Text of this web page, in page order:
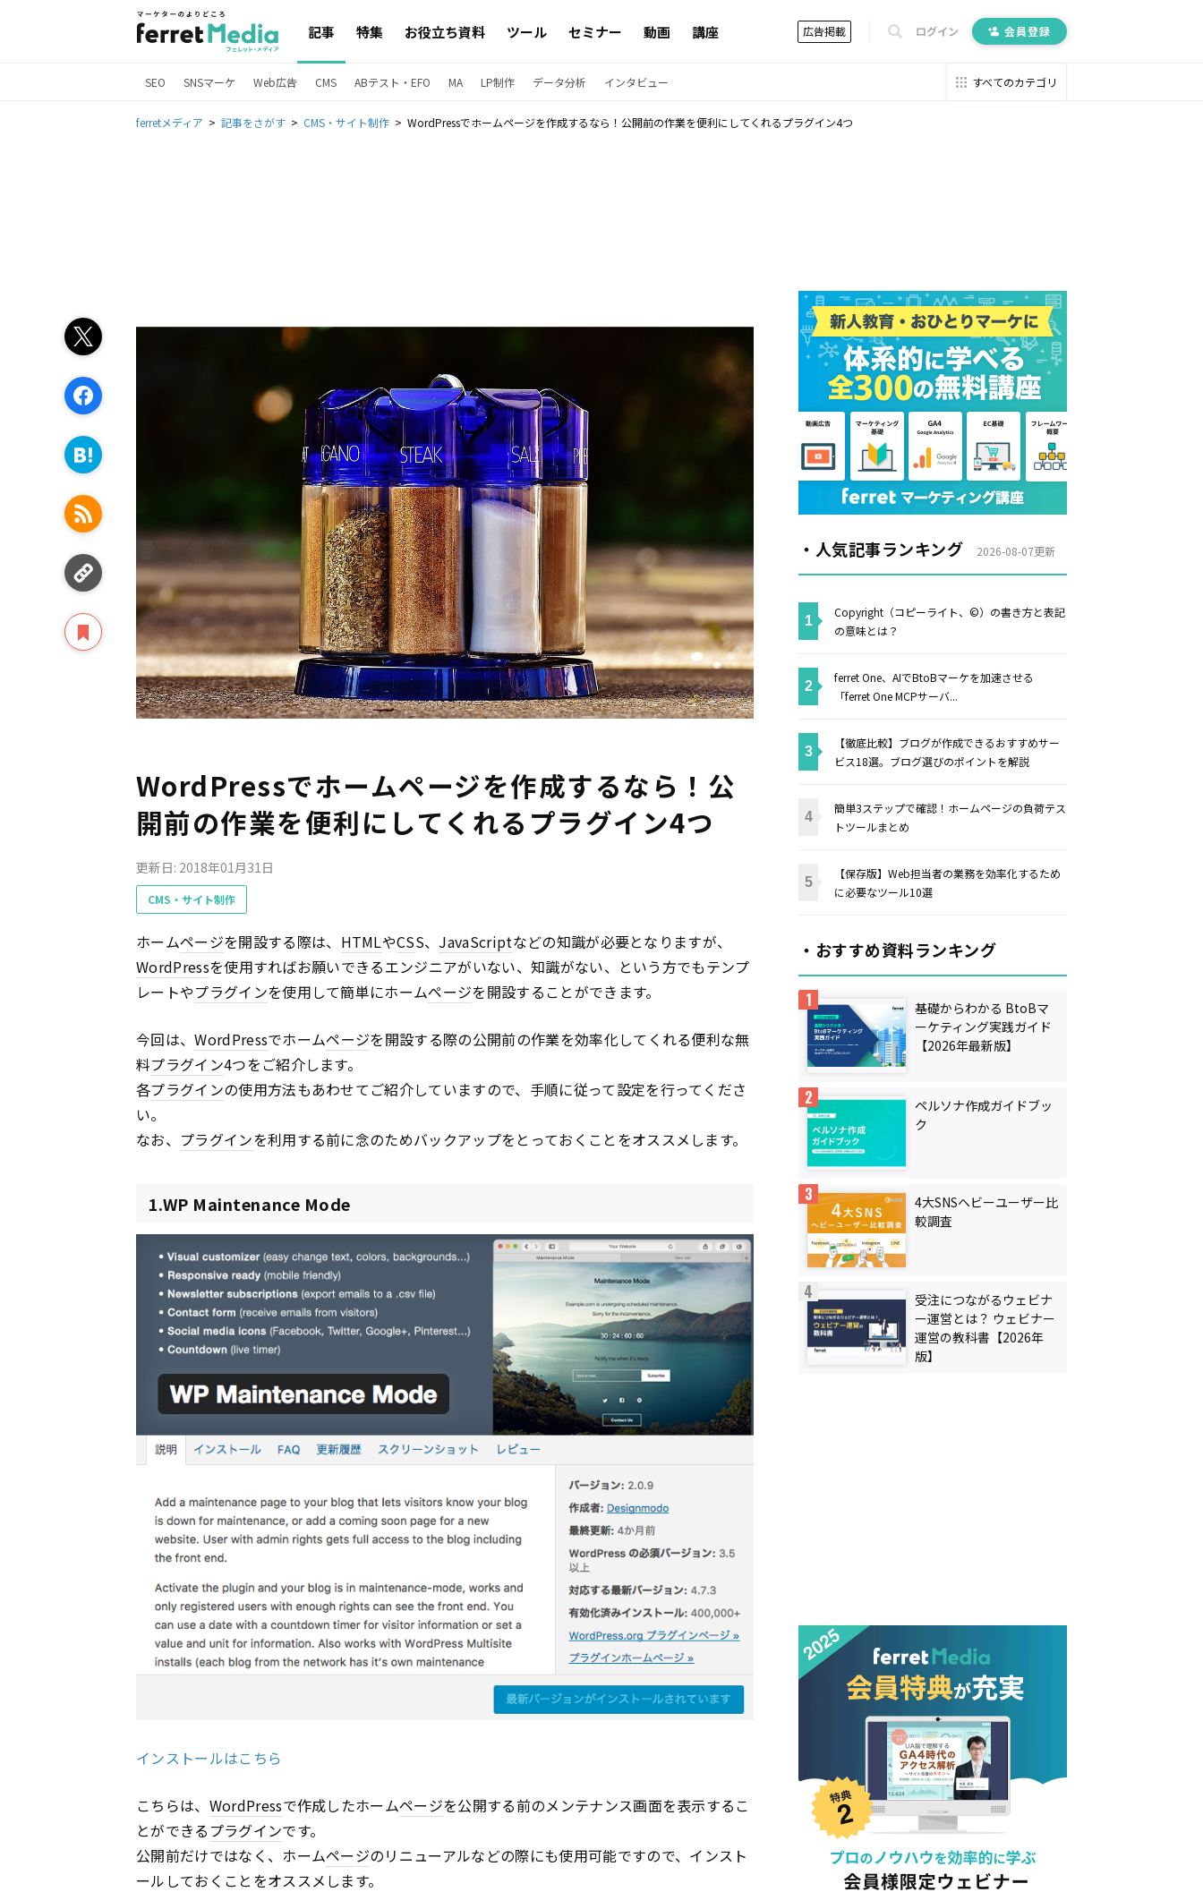
記事 特集 お役立ち資料 ツール セミナー 動画 講座 広告掲載 ログイン 会員登録
SEO SNSマーケ Web広告 CMS ABテスト・EFO MA LP制作 データ分析 インタビュー すべてのカテゴリ
ferretメディア 記事をさがす CMS・サイト制作 WordPressでホームページを作成するなら！公開前の作業を便利にしてくれるプラグイン4つ
WordPressでホームページを作成するなら！公
開前の作業を便利にしてくれるプラグイン4つ
更新日: 2018年01月31日
CMS・サイト制作
ホームページを開設する際は、 HTMLやCSS、 JavaScriptなどの知識が必要となりますが、
WordPressを使用すればお願いできるエンジニアがいない、知識がない、という方でもテンプ
レートやプラグインを使用して簡単にホームページを開設することができます。
今回は、WordPressでホームページを開設する際の公開前の作業を効率化してくれる便利な無
料プラグイン4つをご紹介します。
各プラグインの使用方法もあわせてご紹介していますので、手順に従って設定を行ってくださ
い。
なお、 プラグインを利用する前に念のためバックアップをとっておくことをオススメします。
1.WP Maintenance Mode
インストールはこちら
こちらは、 WordPressで作成したホームページを公開する前のメンテナンス画面を表示するこ
とができる プラグインです。
公開前だけではなく、ホームページのリニューアルなどの際にも使用可能ですので、インスト
ールしておくことをオススメします。
・人気記事ランキング 2026-08-07更新
Copyright（コピーライト、©）の書き方と表記
の意味とは？
ferret One、AIでBtoBマーケを加速させる
「ferret One MCPサーバ...
【徹底比較】ブログが作成できるおすすめサー
ビス18選。ブログ選びのポイントを解説
簡単3ステップで確認！ホームページの負荷テス
トツールまとめ
【保存版】Web担当者の業務を効率化するため
に必要なツール10選
・おすすめ資料ランキング
基礎からわかる BtoBマ
ーケティング実践ガイド
【2026年最新版】
ペルソナ作成ガイドブッ
ク
4大SNSヘビーユーザー比
較調査
受注につながるウェビナ
ー運営とは？ ウェビナー
運営の教科書【2026年
版】